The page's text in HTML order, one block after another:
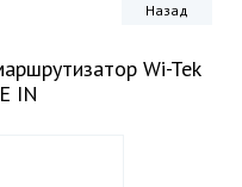
Назад
Wi-Tek
IN